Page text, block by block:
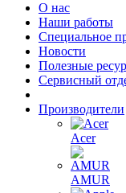
О нас
Наши работы
Специальное
Новости
Полезные
Сервисный
Производители
Acer
AMUR